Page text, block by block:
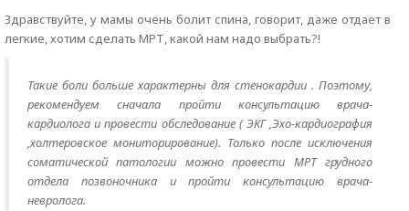
Здравствуйте, у мамы очень болит спина, говорит, даже отдает в
легкие, хотим сделать МРТ, какой нам надо выбрать?!
Такие боли больше характерны для стенокардии . Поэтому,
рекомендуем сначала пройти консультацию врача-
кардиолога и провести обследование ( ЭКГ ,Эхо-кардиография
,холтеровское мониторирование). Только после исключения
соматической патологии можно провести МРТ грудного
отдела позвоночника и пройти консультацию врача-
невролога.